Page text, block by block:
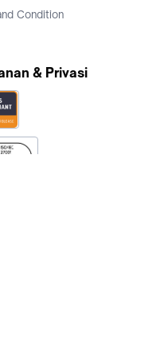
Condition
& Privasi